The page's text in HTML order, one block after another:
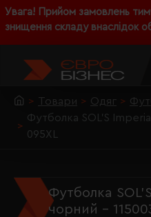
Увага! Прийом замовлень
знищення складу внаслідок
Товари Одяг
Футболка SOL'S
095XL
Футболка
чорний -